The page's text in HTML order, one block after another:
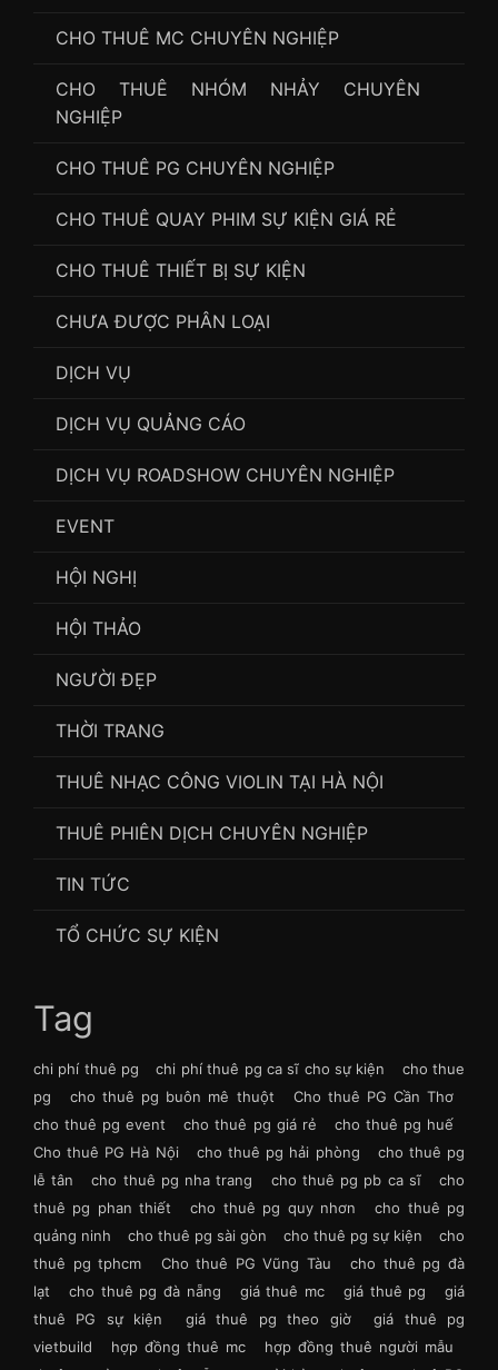
CHO THUÊ MC CHUYÊN NGHIỆP
CHO THUÊ NHÓM NHẢY CHUYÊN
NGHIỆP
CHO THUÊ PG CHUYÊN NGHIỆP
CHO THUÊ QUAY PHIM SỰ KIỆN GIÁ RẺ
CHO THUÊ THIẾT BỊ SỰ KIỆN
CHƯA ĐƯỢC PHÂN LOẠI
DỊCH VỤ
DỊCH VỤ QUẢNG CÁO
DỊCH VỤ ROADSHOW CHUYÊN NGHIỆP
EVENT
HỘI NGHỊ
HỘI THẢO
NGƯỜI ĐẸP
THỜI TRANG
THUÊ NHẠC CÔNG VIOLIN TẠI HÀ NỘI
THUÊ PHIÊN DỊCH CHUYÊN NGHIỆP
TIN TỨC
TỔ CHỨC SỰ KIỆN
Tag
chi phí thuê pg chi phí thuê pg ca sĩ cho sự kiện
cho thue
pg
cho thuê pg buôn mê thuột
Cho thuê PG Cần Thơ
cho thuê pg event
cho thuê pg giá rẻ
cho thuê pg huế
Cho thuê PG Hà Nội
cho thuê pg hải phòng
cho thuê pg
lễ tân
cho thuê pg nha trang cho thuê pg pb ca sĩ
cho
thuê pg phan thiết
cho thuê pg quy nhơn
cho thuê pg
quảng ninh
cho thuê pg sài gòn cho thuê pg sự kiện
cho
thuê pg tphcm
Cho thuê PG Vũng Tàu
cho thuê pg đà
lạt
cho thuê pg đà nẵng giá thuê mc giá thuê pg
giá
thuê PG sự kiện
giá thuê pg theo giờ
giá thuê pg
vietbuild
hợp đồng thuê mc
hợp đồng thuê người mẫu